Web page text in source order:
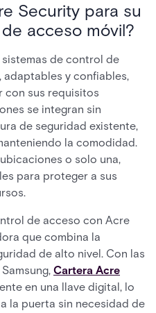
Security para su
acceso móvil?
de control de
adaptables y confiables,
con sus requisitos
se integran sin
de seguridad existente,
la comodidad.
o solo una,
para proteger a sus
de acceso con Acre
que combina la
de alto nivel. Con las
Cartera Acre
en una llave digital, lo
la puerta sin necesidad de